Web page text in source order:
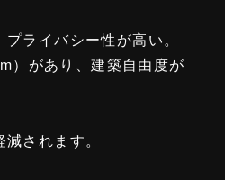
ライバシー性が高い。
）があり、建築自由度が
されます。